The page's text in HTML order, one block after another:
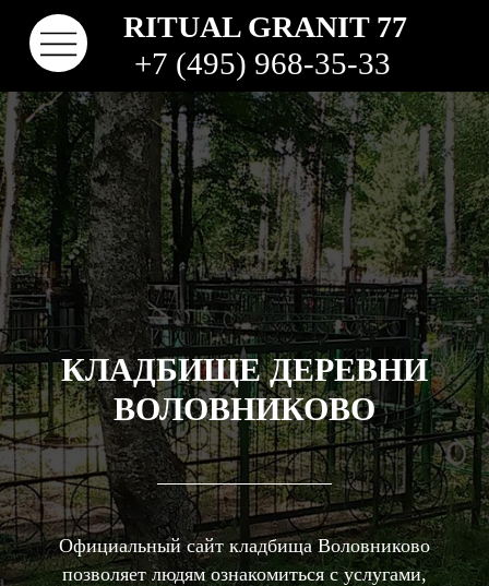
RITUAL GRANIT 77
РАБОТЫ
КЛАДБИЩА
КОНТАКТЫ
ВИДЫ ГРАНИТА
+7 (495) 968-35-33
КЛАДБИЩЕ ДЕРЕВНИ
ВОЛОВНИКОВО
Официальный сайт кладбища Воловниково
позволяет людям ознакомиться с услугами,